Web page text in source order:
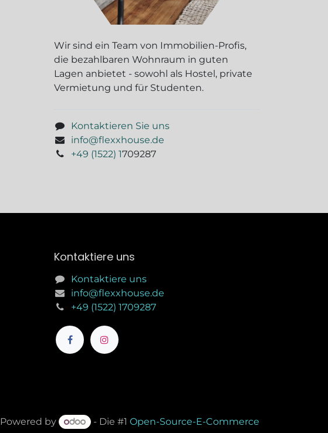
Wir sind ein Team von Immobilien-Profis,
die bezahlbaren Wohnraum in guten
Lagen anbietet - sowohl als Hostel, private
Vermietung und für Studenten.
Kontaktieren Sie uns
info@flexxhouse.de
+49 (1522) 1709287
Kontaktiere uns
Kontaktiere uns
info@flexxhouse.de
+49 (1522) 1709287
Powered by - Die #1 Open-Source-E-Commerce